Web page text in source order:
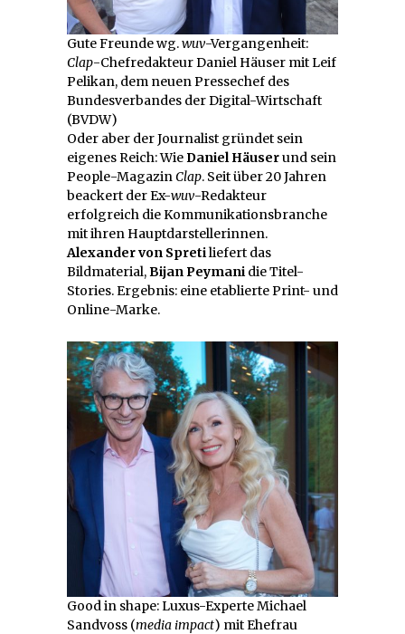
Gute Freunde wg.wuv-Vergangenheit:
Clap-Chefredakteur Daniel Häuser mit Leif
Pelikan, dem neuen Pressechef des
Bundesverbandes der Digital-Wirtschaft
(BVDW)
Oder aber der Journalist gründet sein
eigenes Reich: WieDaniel Häuserund sein
People-MagazinClap. Seit über 20 Jahren
beackert der Ex-wuv-Redakteur
erfolgreich die Kommunikationsbranche
mit ihren Hauptdarstellerinnen.
Alexander von Spretiliefert das
Bildmaterial,Bijan Peymani die Titel-
Stories. Ergebnis: eine etablierte Print- und
Online-Marke.
Good in shape: Luxus-Experte Michael
Sandvoss (media impact) mit Ehefrau